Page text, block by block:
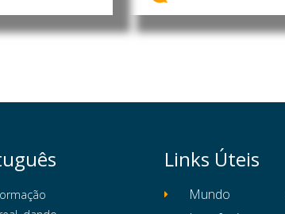
Links Úteis
Mundo